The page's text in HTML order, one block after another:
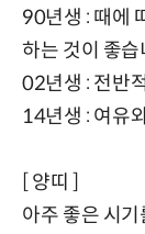
90년생 : 때에
하는 것이 좋습
02년생 : 전반
14년생 : 여유
[ 양띠 ]
아주 좋은 시